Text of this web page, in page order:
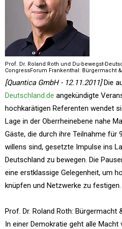
Prof. Dr. Roland Roth und Du-bewegst-
CongressForum Frankenthal: Bürgermacht
[Quantica GmbH - 12.11.2011]Die
Deutschland.de angekündigte
hochkarätigen Referenten wendet
Lage in der Oberrheinebene nahe
Gäste, die durch ihre Teilnahme für
willens sind, gesetzte Impulse ins
Deutschland zu bewegen. Die
eine erstklassige Gelegenheit, um
knüpfen und Netzwerke zu festigen.
Prof. Dr. Roland Roth: Bürgermacht
In einer Demokratie geht alle